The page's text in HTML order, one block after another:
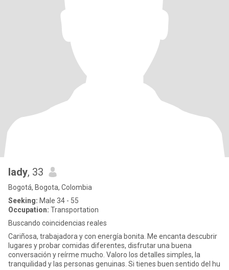
lady, 33
Bogotá, Bogota, Colombia
Seeking: Male 34 - 55
Occupation: Transportation
Buscando coincidencias reales
Cariñosa, trabajadora y con energía bonita. Me encanta descubrir
lugares y probar comidas diferentes, disfrutar una buena
conversación y reírme mucho. Valoro los detalles simples, la
tranquilidad y las personas genuinas. Si tienes buen sentido del hu